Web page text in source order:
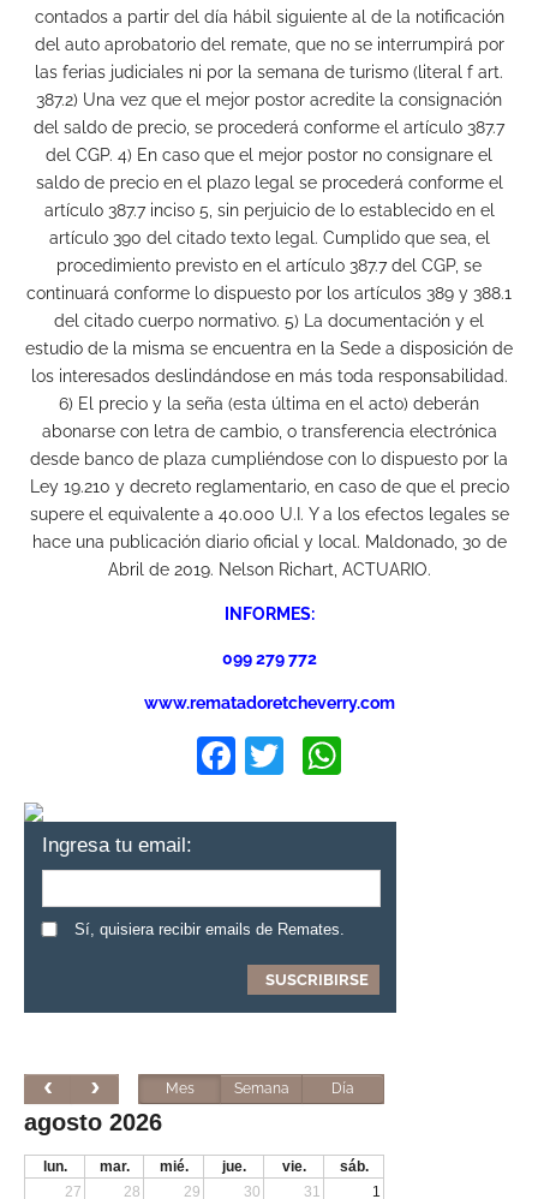
contados a partir del día hábil siguiente al de la notificación
del auto aprobatorio del remate, que no se interrumpirá por
las ferias judiciales ni por la semana de turismo (literal f art.
387.2) Una vez que el mejor postor acredite la consignación
del saldo de precio, se procederá conforme el artículo 387.7
del CGP. 4) En caso que el mejor postor no consignare el
saldo de precio en el plazo legal se procederá conforme el
artículo 387.7 inciso 5, sin perjuicio de lo establecido en el
artículo 390 del citado texto legal. Cumplido que sea, el
procedimiento previsto en el artículo 387.7 del CGP, se
continuará conforme lo dispuesto por los artículos 389 y 388.1
del citado cuerpo normativo. 5) La documentación y el
estudio de la misma se encuentra en la Sede a disposición de
los interesados deslindándose en más toda responsabilidad.
6) El precio y la seña (esta última en el acto) deberán
abonarse con letra de cambio, o transferencia electrónica
desde banco de plaza cumpliéndose con lo dispuesto por la
Ley 19.210 y decreto reglamentario, en caso de que el precio
supere el equivalente a 40.000 U.I. Y a los efectos legales se
hace una publicación diario oficial y local. Maldonado, 30 de
Abril de 2019. Nelson Richart, ACTUARIO.
INFORMES:
099 279 772
www.rematadoretcheverry.com
Facebook
Twitter
Ingresa tu email:
Sí, quisiera recibir emails de Remates.
Mes Semana Día
agosto 2026
lun. mar. mié. jue. vie.
sáb.
27
28 29 30 31 1